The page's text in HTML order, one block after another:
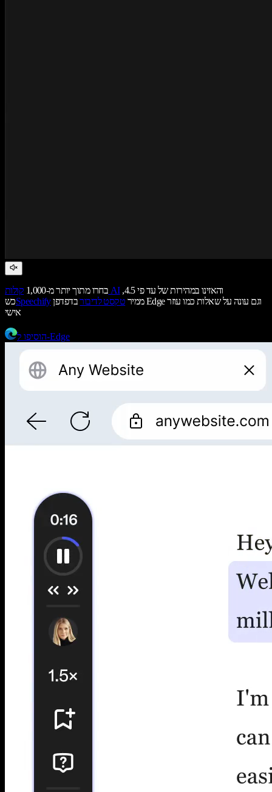
בחרו מתוך יותר מ-1,000 קולות AIוהאזינו במהירות של עד פי 4.5,
כשSpeechify ממיר טקסט לדיבורבדפדפן Edge וגם עונה על שאלות כמו עוזר
אישי
הוסיפו ל-Edge